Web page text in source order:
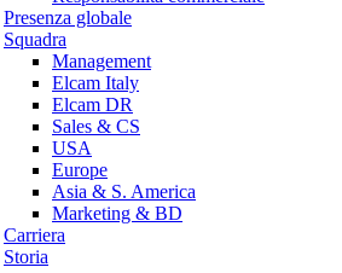
Presenza globale
Squadra
Management
Elcam Italy
Elcam DR
Sales & CS
USA
Europe
Asia & S. America
Marketing & BD
Carriera
Storia